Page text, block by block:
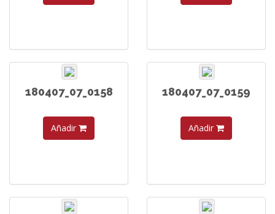
180407_07_0158
Añadir
180407_07_0159
Añadir